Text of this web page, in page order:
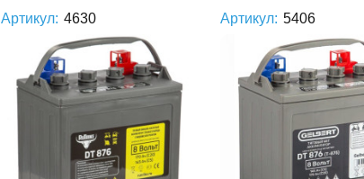
Артикул: 4630 Артикул: 5406